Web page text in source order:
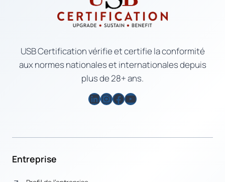
USB Certification vérifie et certifie la conformité
aux normes nationales et internationales depuis
plus de 28+ ans.
LinkedIn
Instagram
Facebook
YouTube
Entreprise